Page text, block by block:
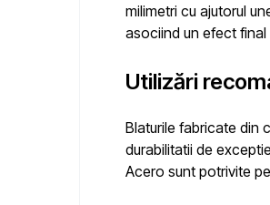
milimetri cu ajutorul
asociind un efect final
Utilizări
Blaturile fabricate din
durabilitatii de
Acero sunt potrivite